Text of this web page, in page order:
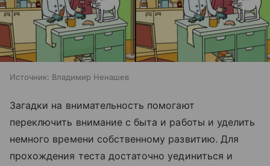
Источник: Владимир Ненашев
Загадки на внимательность помогают
переключить внимание с быта и работы и уделить
немного времени собственному развитию. Для
прохождения теста достаточно уединиться и